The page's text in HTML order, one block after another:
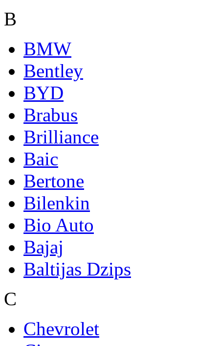
B
BMW
Bentley
BYD
Brabus
Brilliance
Baic
Bertone
Bilenkin
Bio Auto
Bajaj
Baltijas Dzips
C
Chevrolet